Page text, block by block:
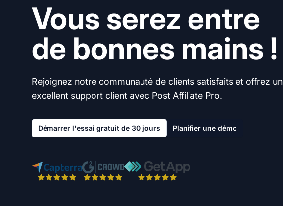
Vous serez entre
de bonnes mains !
Rejoignez notre communauté de clients satisfaits et offrez un
excellent support client avec Post Affiliate Pro.
Démarrer l'essai gratuit de 30 jours Planifier une démo